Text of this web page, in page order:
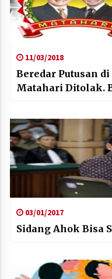
11/03/2018
Beredar Putusan
Matahari Ditolak.
03/01/2017
Sidang Ahok Bisa